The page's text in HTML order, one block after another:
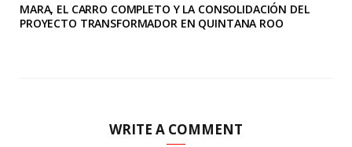
MARA, EL CARRO COMPLETO Y LA CONSOLIDACIÓN DEL
PROYECTO TRANSFORMADOR EN QUINTANA ROO
WRITE A COMMENT